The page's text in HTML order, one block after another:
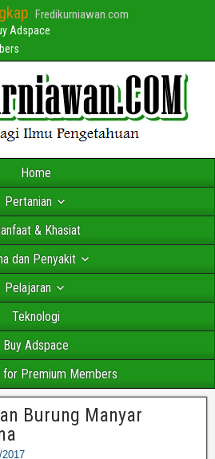
Fredikurniawan.com
Adspace
Home
Pertanian
& Khasiat
dan Penyakit
Pelajaran
Teknologi
Buy Adspace
for Premium Members
Burung Manyar